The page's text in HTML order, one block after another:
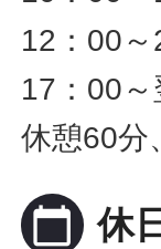
12：00
17：00
休憩60分
calendar_today 休